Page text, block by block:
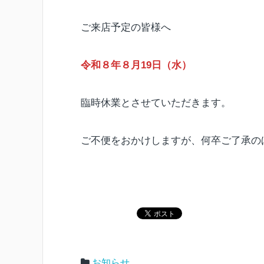
ご来店予定の皆様へ
令和８年８月19日（水）
臨時休業とさせていただきます。
ご不便をおかけしますが、何卒ご了承の